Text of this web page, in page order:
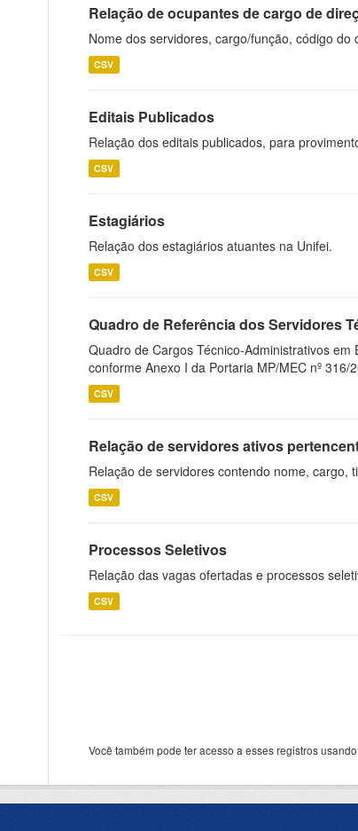
Relação de ocupantes de cargo de
Nome dos servidores, cargo/função, código do
CSV
Editais Publicados
Relação dos editais publicados, para
CSV
Estagiários
Relação dos estagiários atuantes na Unifei.
CSV
Quadro de Referência dos Servidores
Quadro de Cargos Técnico-Administrativos em
conforme Anexo I da Portaria MP/MEC nº 316/
CSV
Relação de servidores ativos
Relação de servidores contendo nome, cargo,
CSV
Processos Seletivos
Relação das vagas ofertadas e processos
CSV
Você também pode ter acesso a esses registros